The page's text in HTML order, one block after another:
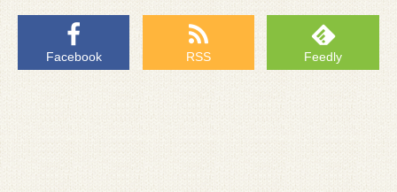
Facebook RSS Feedly